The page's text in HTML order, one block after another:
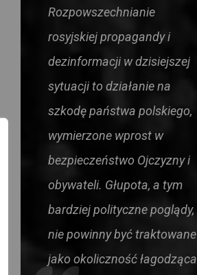
Rozpowszechnianie
rosyjskiej propagandy i
dezinformacji w dzisiejszej
sytuacji to działanie na
szkodę państwa polskiego,
wymierzone wprost w
bezpieczeństwo Ojczyzny i
obywateli. Głupota, a tym
bardziej polityczne poglądy,
nie powinny być traktowane
jako okoliczność łagodząca